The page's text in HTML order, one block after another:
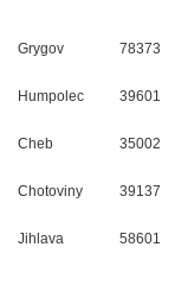
Grygov 78373
Humpolec 39601
Cheb 35002
Chotoviny 39137
Jihlava 58601